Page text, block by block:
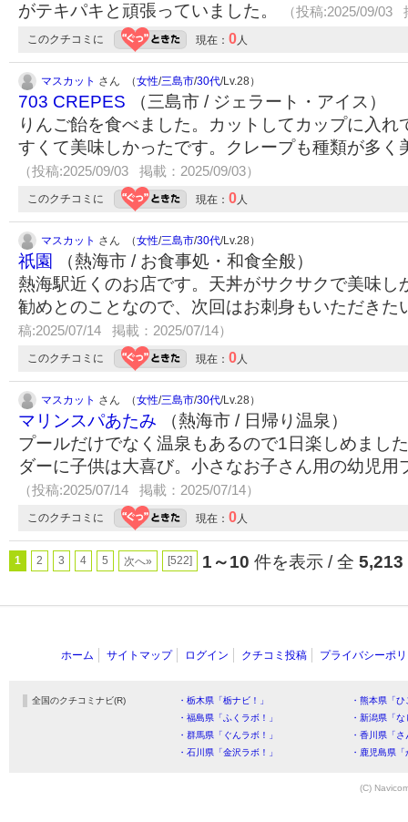
がテキパキと頑張っていました。
（投稿:2025/09/03
このクチコミに 現在： 0人
マスカット さん （女性/三島市/30代/Lv.28）
703 CREPES （三島市 / ジェラート・アイス）
りんご飴を食べました。カットしてカップに入れ
すくて美味しかったです。クレープも種類が多く
（投稿:2025/09/03 掲載：2025/09/03）
このクチコミに 現在： 0人
マスカット さん （女性/三島市/30代/Lv.28）
祇園
（熱海市 / お食事処・和食全般）
熱海駅近くのお店です。天丼がサクサクで美味し
勧めとのことなので、次回はお刺身もいただきた
稿:2025/07/14 掲載：2025/07/14）
このクチコミに 現在： 0人
マスカット さん （女性/三島市/30代/Lv.28）
マリンスパあたみ （熱海市 / 日帰り温泉）
プールだけでなく温泉もあるので1日楽しめまし
ダーに子供は大喜び。小さなお子さん用の幼児用
（投稿:2025/07/14 掲載：2025/07/14）
このクチコミに 現在： 0人
1 2 3 4 5 次へ» [522] 1～10 件を表示 / 全 5,213
ホーム サイトマップ ログイン クチコミ投稿 プライバシーポ
全国のクチコミナビ(R) ・栃木県「栃ナビ！」
・熊本県「
・福島県「ふくラボ！」
・新潟県「
・群馬県「ぐんラボ！」
・香川県「
・石川県「金沢ラボ！」
・鹿児島県
(C)